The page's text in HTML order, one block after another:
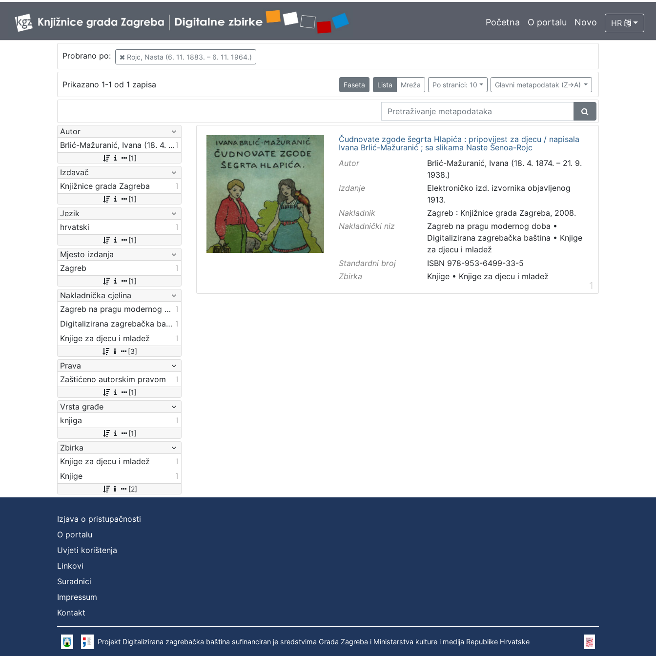
Početna O portalu Novo HR
Probrano po: Rojc, Nasta (6. 11. 1883. – 6. 11. 1964.)
Prikazano 1-1 od 1 zapisa Faseta Lista Mreža Po stranici: 10 Glavni metapodatak (Z->A)
Autor
Brlić-Mažuranić, Ivana (18. 4. 1874. – 21. 9. 1938.)1
[1]
Izdavač
Knjižnice grada Zagreba
1
[1]
Jezik
hrvatski
1
[1]
Mjesto izdanja
Zagreb
1
[1]
Nakladnička cjelina
Zagreb na pragu modernog doba 1
Digitalizirana zagrebačka baština 1
Knjige za djecu i mladež
1
[3]
Prava
Zaštićeno autorskim pravom
1
[1]
Vrsta građe
knjiga
1
[1]
Zbirka
Knjige za djecu i mladež
1
Knjige
1
[2]
Čudnovate zgode šegrta Hlapića : pripovijest za djecu / napisala
Ivana Brlić-Mažuranić ; sa slikama Naste Šenoa-Rojc
Autor
Brlić-Mažuranić, Ivana (18. 4. 1874. – 21. 9.
1938.)
Izdanje
Elektroničko izd. izvornika objavljenog
1913.
Nakladnik
Zagreb : Knjižnice grada Zagreba, 2008.
Nakladnički niz
Zagreb na pragu modernog doba •
Digitalizirana zagrebačka baština • Knjige
za djecu i mladež
Standardni broj
ISBN 978-953-6499-33-5
Zbirka
Knjige• Knjige za djecu i mladež
1
Izjava o pristupačnosti
O portalu
Uvjeti korištenja
Linkovi
Suradnici
Impressum
Kontakt
Projekt Digitalizirana zagrebačka baština sufinanciran je sredstvima Grada Zagreba i Ministarstva kulture i medija Republike Hrvatske